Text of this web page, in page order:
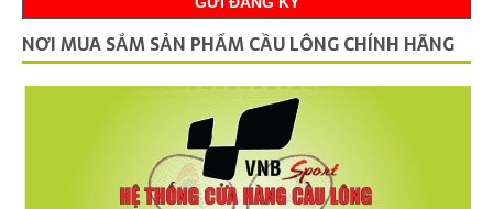
NƠI MUA SẮM SẢN PHẨM CẦU LÔNG CHÍNH HÃNG